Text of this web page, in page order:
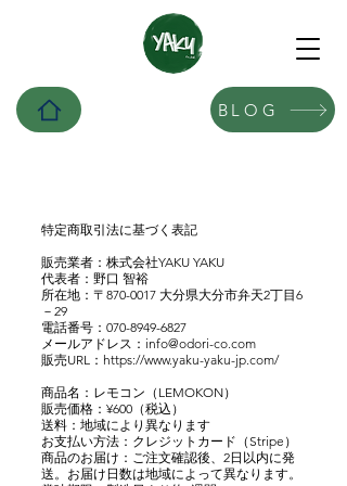
BLOG
特定商取引法に基づく表記
販売業者：株式会社YAKU YAKU
代表者：野口 智裕
所在地：〒870-0017 大分県大分市弁天2丁目6
－29
電話番号：070-8949-6827
メールアドレス： info@odori-co.com
販売URL： https://www.yaku-yaku-jp.com/
商品名：レモコン（LEMOKON）
販売価格：¥600（税込）
送料：地域により異なります
お支払い方法：クレジットカード（Stripe）
商品のお届け：ご注文確認後、2日以内に発
送。お届け日数は地域によって異なります。